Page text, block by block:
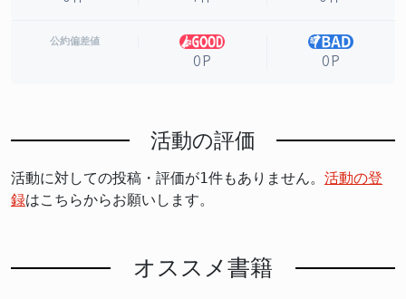
公約偏差値
0P 0P
活動の評価
活動に対しての投稿・評価が1件もありません。 活動の登
録はこちらからお願いします。
オススメ書籍